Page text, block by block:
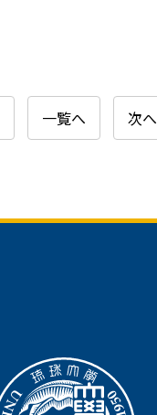
一覧へ 次へ